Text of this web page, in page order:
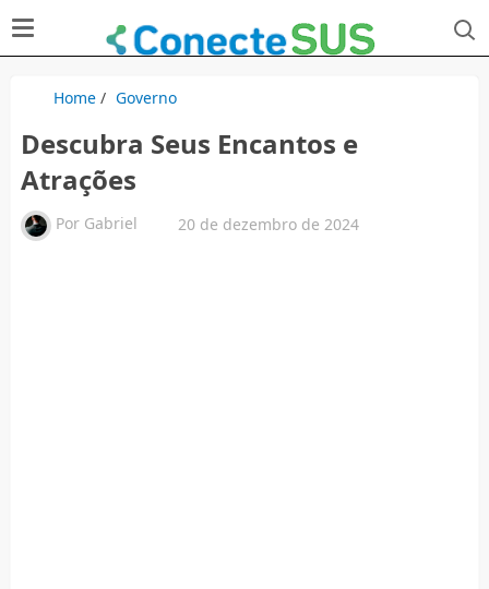
Home/ Governo
Descubra Seus Encantos e
Atrações
Por Gabriel 20 de dezembro de 2024